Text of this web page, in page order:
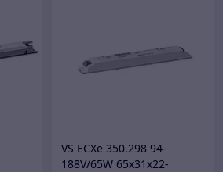
VS ECXe 350.298 94-
188V/65W 65x31x22-